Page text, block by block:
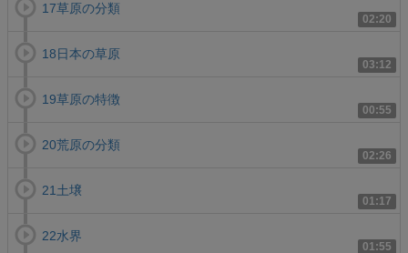
02:20
17草原の分類
03:12
18日本の草原
00:55
19草原の特徴
02:26
20荒原の分類
01:17
21土壌
01:55
22水界